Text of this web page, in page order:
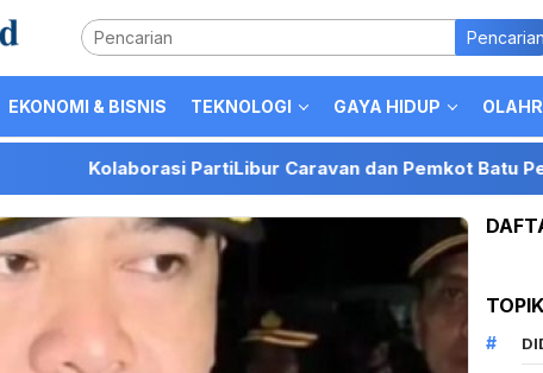
Pencarian
EKONOMI & BISNIS TEKNOLOGI GAYA HIDUP
Kolaborasi PartiLibur Caravan dan Pemkot Batu Perkuat